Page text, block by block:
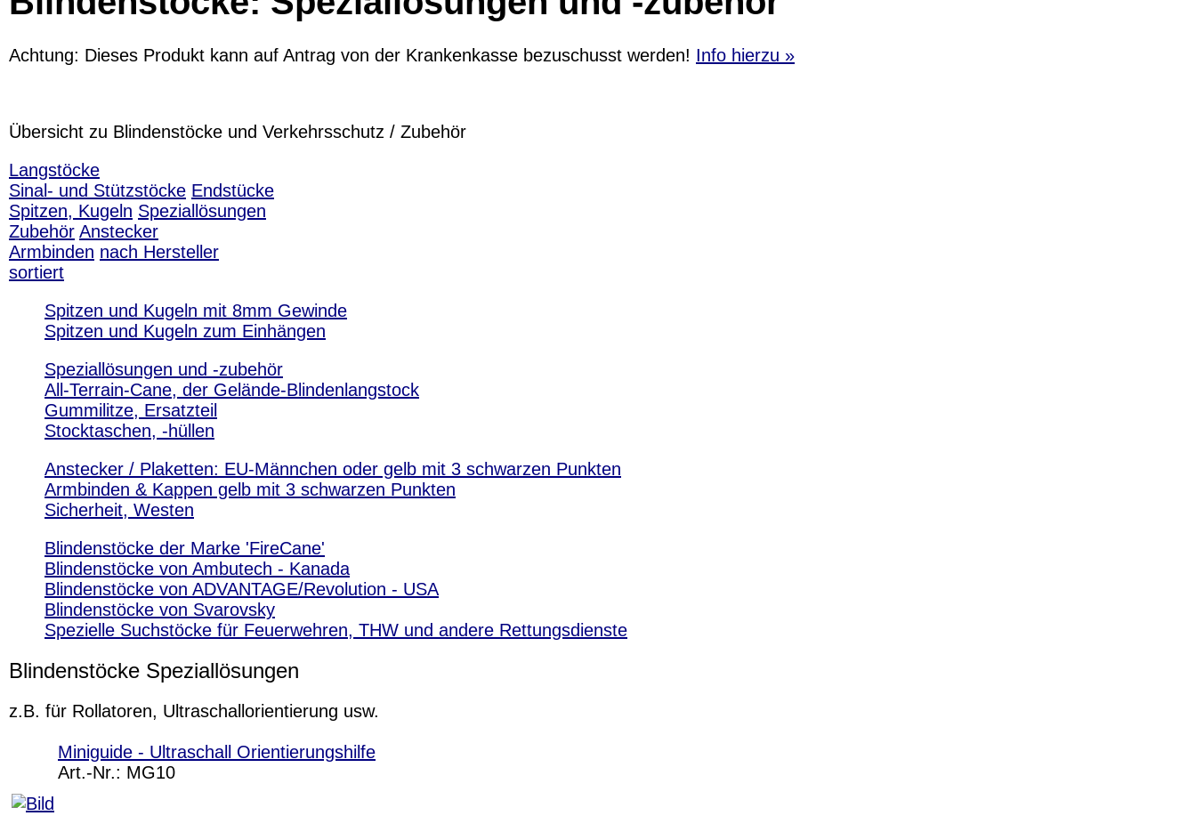
Achtung: Dieses Produkt kann auf Antrag von der Krankenkasse bezuschusst werden! Info hierzu »
Übersicht zu Blindenstöcke und Verkehrsschutz / Zubehör
Langstöcke
Sinal- und Stützstöcke Endstücke
Spitzen, Kugeln Speziallösungen
Zubehör Anstecker
Armbinden nach Hersteller
sortiert
Spitzen und Kugeln mit 8mm Gewinde
Spitzen und Kugeln zum Einhängen
Speziallösungen und -zubehör
All-Terrain-Cane, der Gelände-Blindenlangstock
Gummilitze, Ersatzteil
Stocktaschen, -hüllen
Anstecker / Plaketten: EU-Männchen oder gelb mit 3 schwarzen Punkten
Armbinden & Kappen gelb mit 3 schwarzen Punkten
Sicherheit, Westen
Blindenstöcke der Marke 'FireCane'
Blindenstöcke von Ambutech - Kanada
Blindenstöcke von ADVANTAGE/Revolution - USA
Blindenstöcke von Svarovsky
Spezielle Suchstöcke für Feuerwehren, THW und andere Rettungsdienste
Blindenstöcke Speziallösungen
z.B. für Rollatoren, Ultraschallorientierung usw.
Miniguide - Ultraschall Orientierungshilfe
Art.-Nr.: MG10